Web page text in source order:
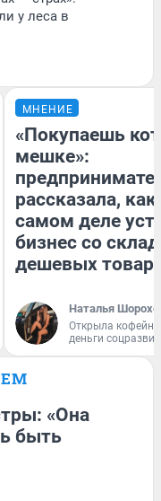
у леса в
МНЕНИЕ
«Покупаешь
мешке»:
рассказала, как
самом деле
бизнес со
дешевых
Наталья
Открыла
деньги
«Она
быть